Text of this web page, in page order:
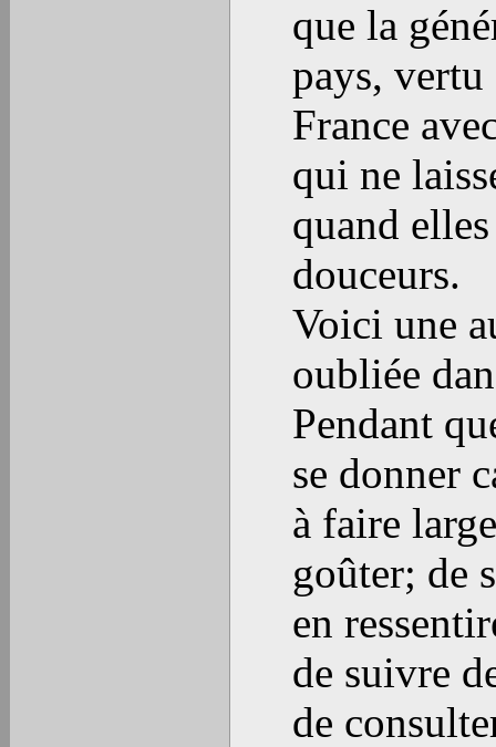
que la
pays,
France
qui ne
quand
douceurs.
Voici une
oubliée
Pendant
se donner
à faire
goûter; de
en
de suivre
de